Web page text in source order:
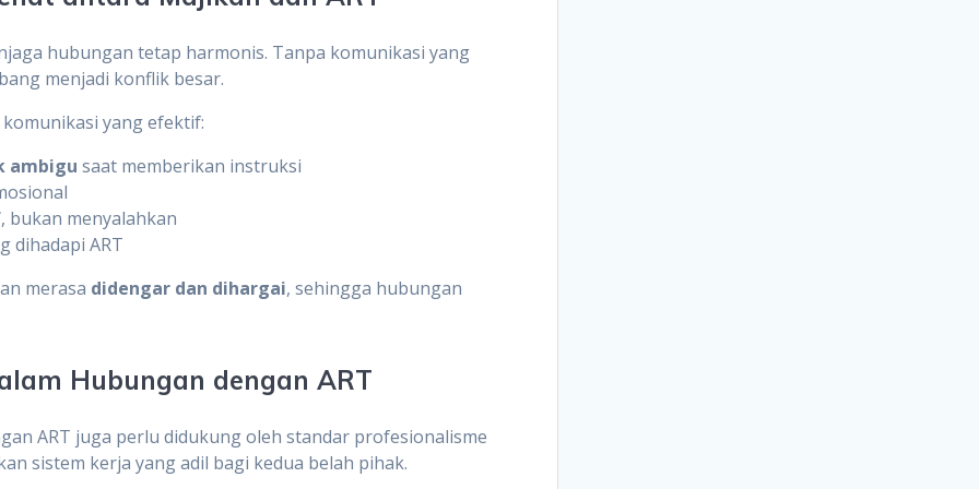
hubungan tetap harmonis. Tanpa komunikasi yang
menjadi konflik besar.
yang efektif:
ambigu saat memberikan instruksi
, bukan menyalahkan
dihadapi ART
merasa didengar dan dihargai, sehingga hubungan
Hubungan dengan ART
ART juga perlu didukung oleh standar profesionalisme
sistem kerja yang adil bagi kedua belah pihak.